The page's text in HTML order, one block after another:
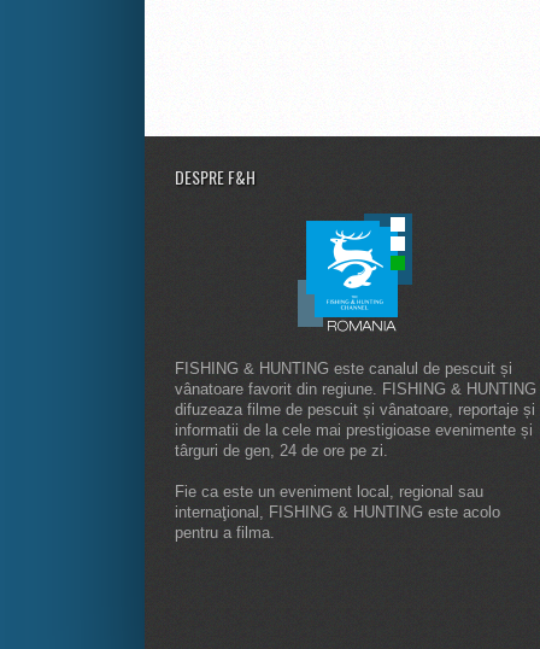
DESPRE F&H
FISHING & HUNTING este canalul de pescuit și
vânatoare favorit din regiune. FISHING & HUNTING
difuzeaza filme de pescuit și vânatoare, reportaje și
informatii de la cele mai prestigioase evenimente și
târguri de gen, 24 de ore pe zi.
Fie ca este un eveniment local, regional sau
internaţional, FISHING & HUNTING este acolo
pentru a filma.